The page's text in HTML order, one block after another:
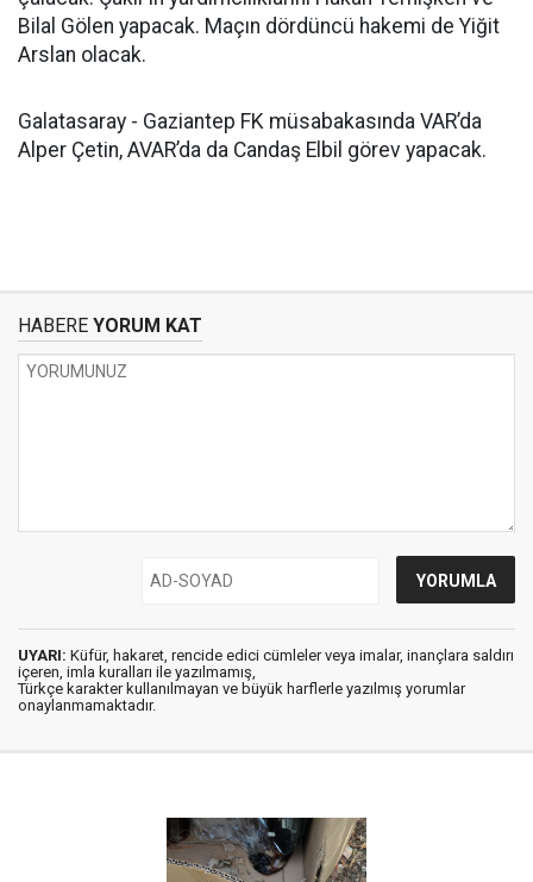
Bilal Gölen yapacak. Maçın dördüncü hakemi de Yiğit
Arslan olacak.
Galatasaray - Gaziantep FK müsabakasında VAR’da
Alper Çetin, AVAR’da da Candaş Elbil görev yapacak.
HABERE YORUM KAT
UYARI: Küfür, hakaret, rencide edici cümleler veya imalar, inançlara saldırı
içeren, imla kuralları ile yazılmamış,
Türkçe karakter kullanılmayan ve büyük harflerle yazılmış yorumlar
onaylanmamaktadır.